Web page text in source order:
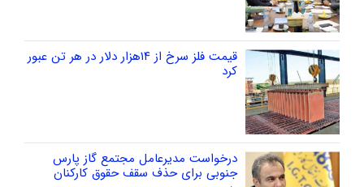
قیمت فلز سرخ از ۱۴هزار دلار در هر تن عبور
کرد
درخواست مدیرعامل مجتمع گاز پارس
جنوبی برای حذف سقف حقوق کارکنان